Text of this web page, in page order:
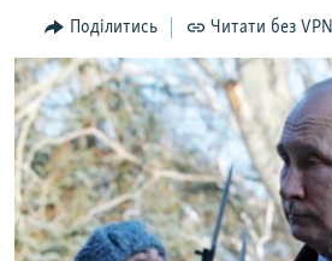
Перейти
до
пошуку
ПОГЛЯД
ІНТЕРВ'Ю
ВСЕ ЗА ДЕНЬ
СПЕЦПРОЕКТИ
ДЕПОРТАЦІЯ
ВІДЕОУРОКИ «ELIFBE»
ЯК ОБІЙТИ БЛОКУВАННЯ
Поділитись Читати без VPN